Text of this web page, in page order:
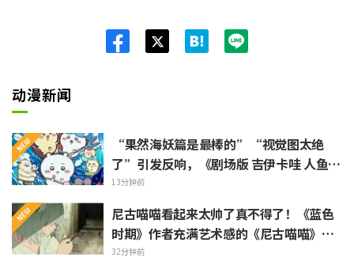
动漫新闻
“果然海妖篇是最棒的”“视觉图太绝
了”引发反响，《剧场版 吉伊卡哇 人鱼岛
的秘密》今日7月24日上映
13分钟前
尼古喵喵看起来太帅了真不得了！《蓝色
时期》作者充满艺术感的《尼古喵喵》插
画被赞“说不定真能在艺大见到”
32分钟前